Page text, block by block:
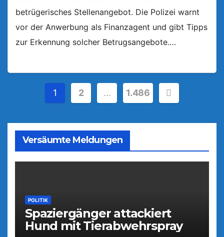
betrügerisches Stellenangebot. Die Polizei warnt
vor der Anwerbung als Finanzagent und gibt Tipps
zur Erkennung solcher Betrugsangebote.…
Seitennummerierung
Beiträge
1 2 … 1.486
Versäumte Meldungen
POLITIK
Spaziergänger attackiert
Hund mit Tierabwehrspray